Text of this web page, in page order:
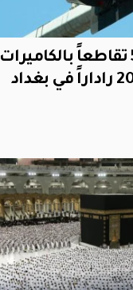
المرور: تجهيز 50 تقاطعاً بالكاميرات